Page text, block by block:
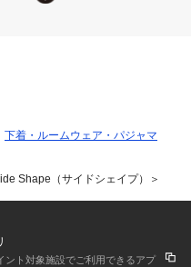
なお肉をサイドから押さえ
い方
が欲しい方
下着・ルームウェア・パジャマ
Shape（サイドシェイプ）＞
ント対象施設でご利用できるアプ